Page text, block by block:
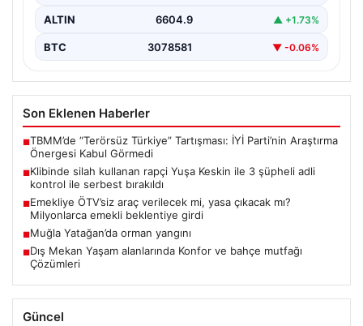
ALTIN 6604.9 ▲ +1.73%
BTC 3078581 ▼ -0.06%
Son Eklenen Haberler
■TBMM’de “Terörsüz Türkiye” Tartışması: İYİ Parti’nin Araştırma
Önergesi Kabul Görmedi
■Klibinde silah kullanan rapçi Yuşa Keskin ile 3 şüpheli adli
kontrol ile serbest bırakıldı
■Emekliye ÖTV’siz araç verilecek mi, yasa çıkacak mı?
Milyonlarca emekli beklentiye girdi
■Muğla Yatağan’da orman yangını
■Dış Mekan Yaşam alanlarında Konfor ve bahçe mutfağı
Çözümleri
Güncel